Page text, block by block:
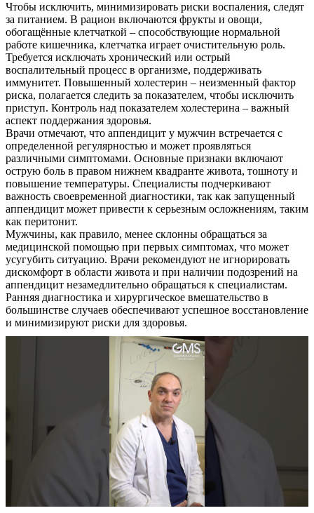
Чтобы исключить, минимизировать риски воспаления, следят
за питанием. В рацион включаются фрукты и овощи,
обогащённые клетчаткой – способствующие нормальной
работе кишечника, клетчатка играет очистительную роль.
Требуется исключать хронический или острый
воспалительный процесс в организме, поддерживать
иммунитет. Повышенный холестерин – неизменный фактор
риска, полагается следить за показателем, чтобы исключить
приступ. Контроль над показателем холестерина – важный
аспект поддержания здоровья.
Врачи отмечают, что аппендицит у мужчин встречается с
определенной регулярностью и может проявляться
различными симптомами. Основные признаки включают
острую боль в правом нижнем квадранте живота, тошноту и
повышение температуры. Специалисты подчеркивают
важность своевременной диагностики, так как запущенный
аппендицит может привести к серьезным осложнениям, таким
как перитонит.
Мужчины, как правило, менее склонны обращаться за
медицинской помощью при первых симптомах, что может
усугубить ситуацию. Врачи рекомендуют не игнорировать
дискомфорт в области живота и при наличии подозрений на
аппендицит незамедлительно обращаться к специалистам.
Ранняя диагностика и хирургическое вмешательство в
большинстве случаев обеспечивают успешное восстановление
и минимизируют риски для здоровья.